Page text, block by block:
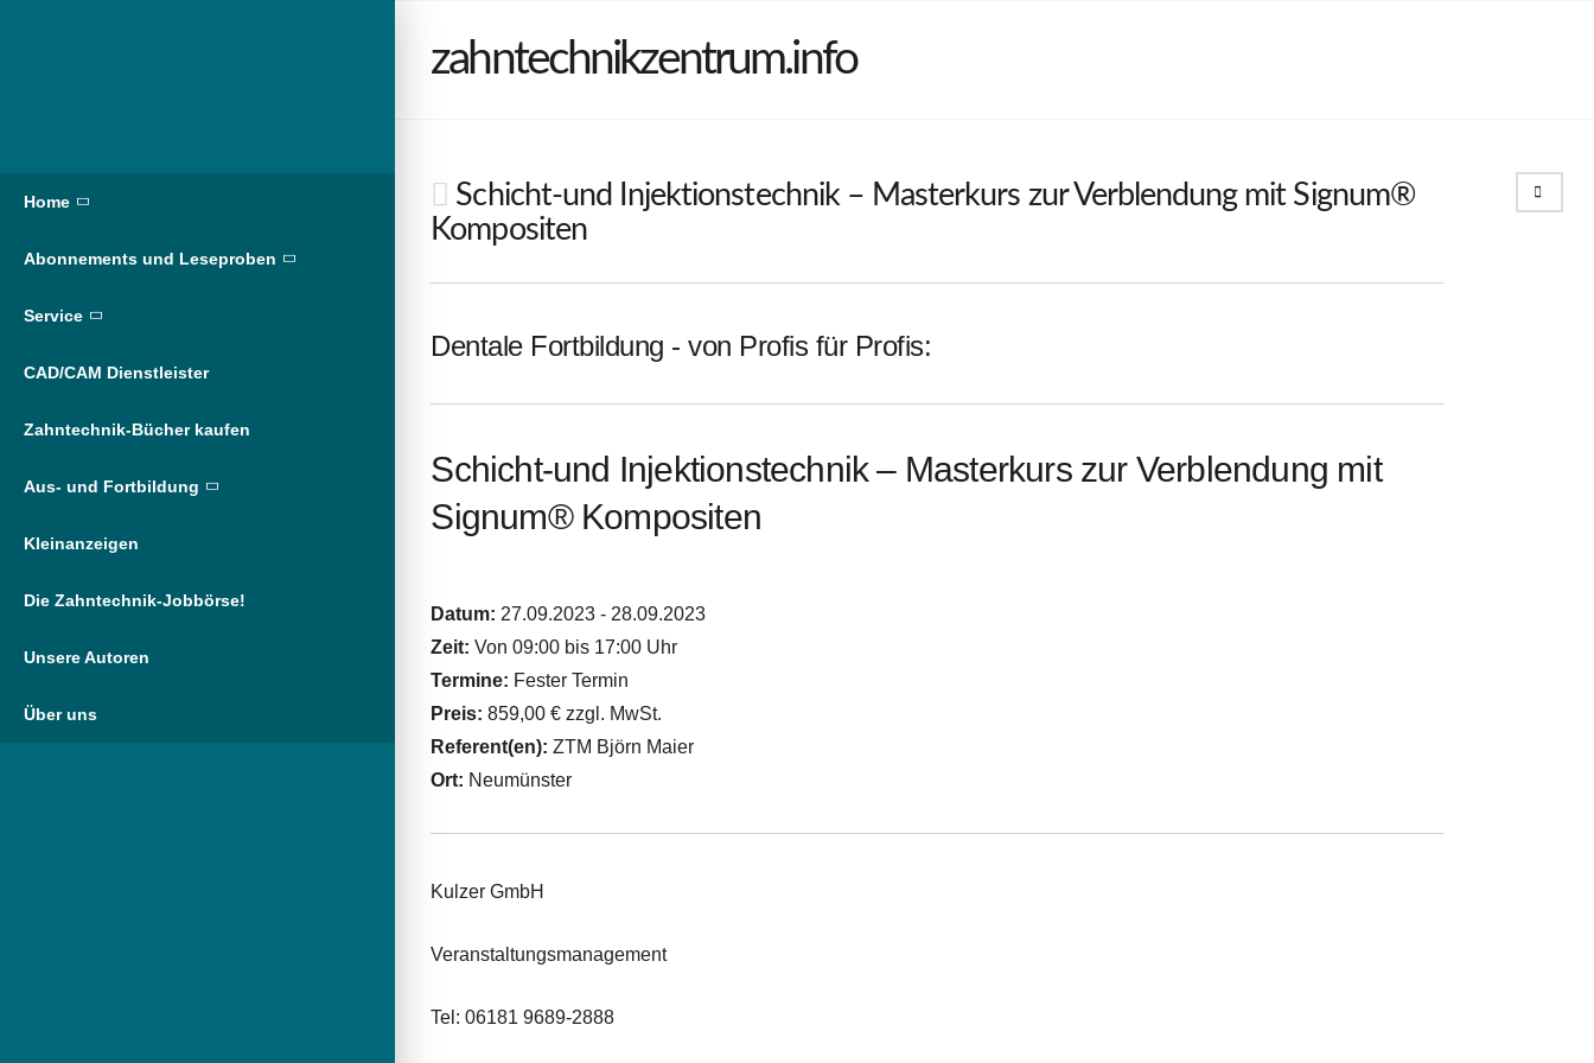
Home
Abonnements und Leseproben
Service
CAD/CAM Dienstleister
Zahntechnik-Bücher kaufen
Aus- und Fortbildung
Kleinanzeigen
Die Zahntechnik-Jobbörse!
Unsere Autoren
Über uns
zahntechnikzentrum.info
Schicht-und Injektionstechnik – Masterkurs zur Verblendung mit Signum®
Kompositen
Dentale Fortbildung - von Profis für Profis:
Schicht-und Injektionstechnik – Masterkurs zur Verblendung mit
Signum® Kompositen
Datum: 27.09.2023 - 28.09.2023
Zeit: Von 09:00 bis 17:00 Uhr
Termine: Fester Termin
Preis: 859,00 € zzgl. MwSt.
Referent(en):ZTM Björn Maier
Ort: Neumünster
Kulzer GmbH
Veranstaltungsmanagement
Tel: 06181 9689-2888
Search